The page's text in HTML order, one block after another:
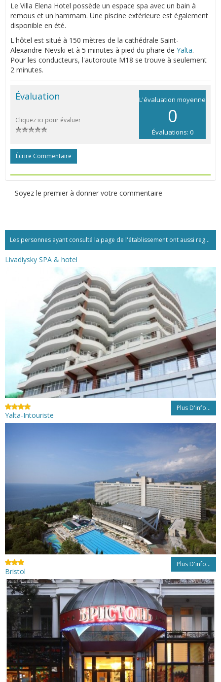
Le Villa Elena Hotel possède un espace spa avec un bain à
remous et un hammam. Une piscine extérieure est également
disponible en été.
L'hôtel est situé à 150 mètres de la cathédrale Saint-
Alexandre-Nevski et à 5 minutes à pied du phare de Yalta.
Pour les conducteurs, l'autoroute M18 se trouve à seulement
2 minutes.
L'évaluation moyenne
0
Évaluations: 0
Évaluation
Cliquez ici pour évaluer
Écrire Commentaire
Soyez le premier à donner votre commentaire
Les personnes ayant consulté la page de l'établissement ont aussi regardé:...
Livadiysky SPA & hotel
Plus D'info...
Yalta-Intouriste
Plus D'info...
Bristol